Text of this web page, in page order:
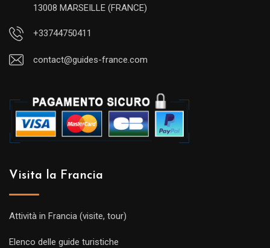
13008 MARSEILLE (FRANCE)
+33744750411
contact@guides-france.com
Visita la Francia
Attività in Francia (visite, tour)
Elenco delle guide turistiche